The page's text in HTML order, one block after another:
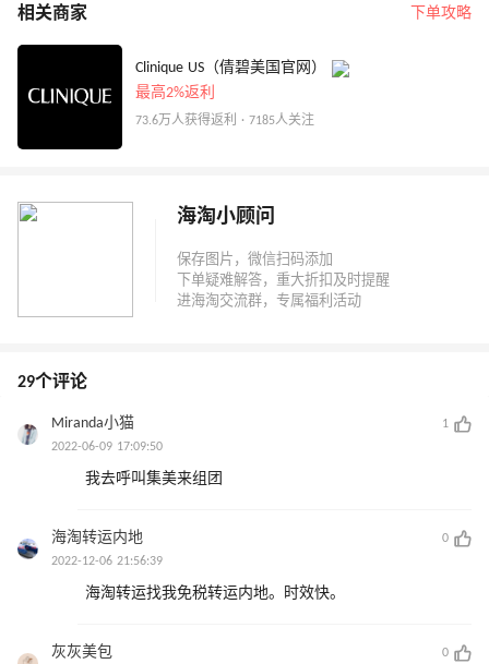
相关商家 下单攻略
Clinique US（倩碧美国官网）
最高2%返利
73.6万人获得返利 · 7185人关注
海淘小顾问
29个评论
Miranda小猫
1
2022-06-09 17:09:50
我去呼叫集美来组团
海淘转运内地
0
2022-12-06 21:56:39
海淘转运找我免税转运内地。时效快。
灰灰美包
0